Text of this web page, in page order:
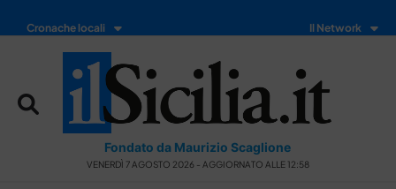
Cronache locali Il Network
Fondato da Maurizio Scaglione
VENERDÌ 7 AGOSTO 2026 - AGGIORNATO ALLE 12:58